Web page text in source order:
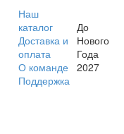
Наш
каталог
Доставка и
оплата
О команде
Поддержка
До
Нового
Года
2027